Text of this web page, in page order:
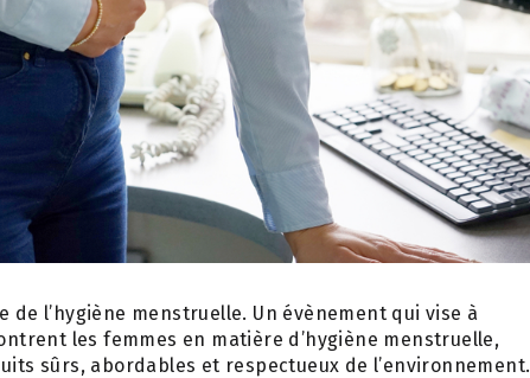
de l’hygiène menstruelle. Un évènement qui vise à
les femmes en matière d’hygiène menstruelle,
sûrs, abordables et respectueux de l’environnement.